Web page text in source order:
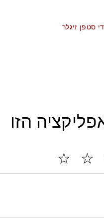
סטפן זיגלר
הזו